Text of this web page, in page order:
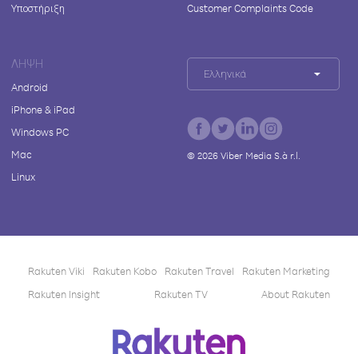
Υποστήριξη
Customer Complaints Code
ΛΉΨΗ
Android
iPhone & iPad
Windows PC
Mac
Linux
Ελληνικά
© 2026Viber Media S.à r.l.
Rakuten Viki Rakuten Kobo Rakuten Travel
Rakuten Marketing
Rakuten Insight
Rakuten TV About Rakuten